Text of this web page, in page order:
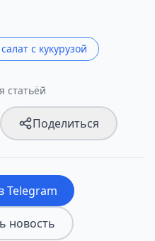
салат с кукурузой
статьёй
Поделиться
Telegram
новость